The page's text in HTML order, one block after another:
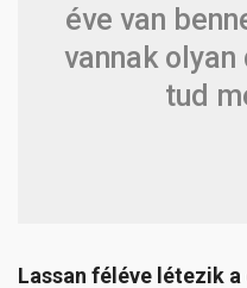
éve van
vannak
tud
Lassan féléve létezik